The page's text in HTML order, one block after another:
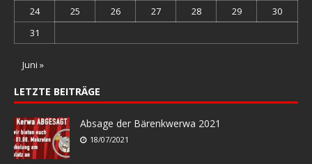
24
25 26 27 28 29
30
31
Juni »
LETZTE BEITRÄGE
Absage der Bärenkwerwa 2021
18/07/2021